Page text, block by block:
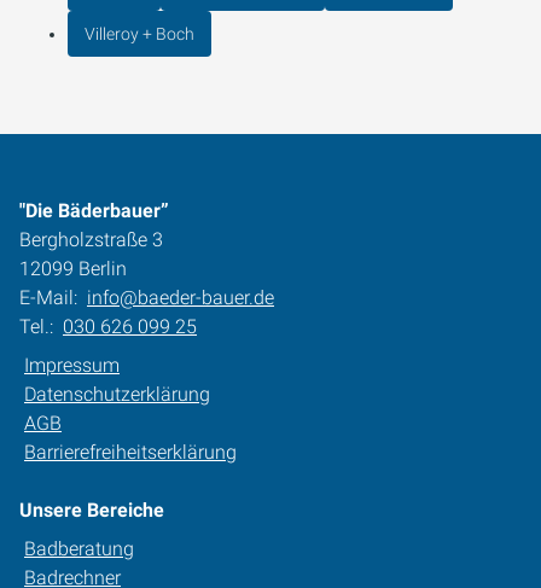
Villeroy + Boch
"Die Bäderbauer”
Bergholzstraße 3
12099 Berlin
E-Mail: info@baeder-bauer.de
Tel.: 030 626 099 25
Impressum
Datenschutzerklärung
AGB
Barrierefreiheitserklärung
Unsere Bereiche
Badberatung
Badrechner